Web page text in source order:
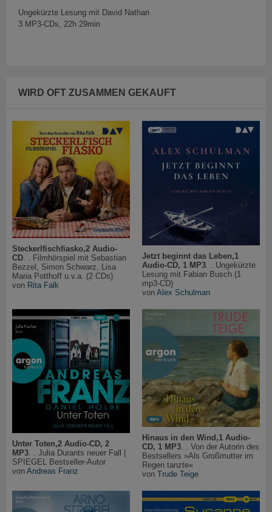
Ungekürzte Lesung mit David Nathan
3 MP3-CDs, 22h 29min
WIRD OFT ZUSAMMEN GEKAUFT
Steckerlfischfiasko,2 Audio-
CD . . Filmhörspiel mit Sebastian
Bezzel, Simon Schwarz, Lisa
Maria Potthoff u.v.a. (2 CDs)
von Rita Falk
Jetzt beginnt das Leben,1
Audio-CD, 1 MP3 . . Ungekürzte
Lesung mit Fabian Busch (1
mp3-CD)
von Alex Schulman
Unter Toten,2 Audio-CD, 2
MP3. . Julia Durants neuer Fall |
SPIEGEL Bestseller-Autor
von Andreas Franz
Hinaus in den Wind,1 Audio-
CD, 1 MP3 . . Von der Autorin des
Bestsellers »Als Großmutter im
Regen tanzte«
von Trude Teige